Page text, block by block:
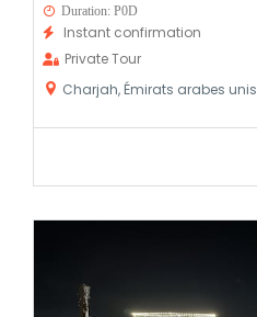
Duration: P0D
Instant confirmation
Private Tour
Charjah, Émirats arabes unis